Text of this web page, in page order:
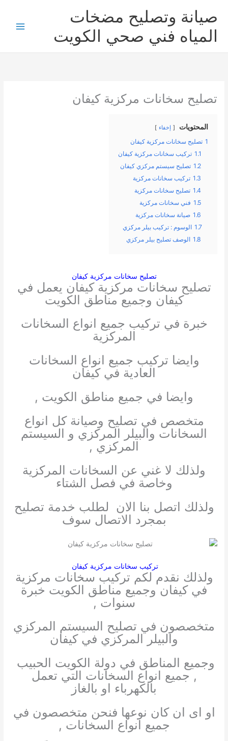
المحتوى
صيانة وتصليح مضخات
المياه فني صحي الكويت
تصليح سخانات مركزية كيفان
المحتويات إخفاء
1 تصليح سخانات مركزية كيفان
1.1 تركيب سخانات مركزية كيفان
1.2 تصليح سيستم مركزي كيفان
1.3 تركيب سخانات مركزية
1.4 تصليح سخانات مركزية
1.5 فني سخانات مركزية
1.6 صيانة سخانات مركزية
1.7 الوسوم : تركيب بيلر مركزي
1.8 الوصف تصليح بيلر مركزي
تصليح سخانات مركزية كيفان
تصليح سخانات مركزية كيفان يعمل في
كيفان وجميع مناطق الكويت
خبرة في تركيب جميع انواع السخانات
المركزية
وايضا تركيب جميع انواع السخانات
العادية في كيفان
وايضا في جميع مناطق الكويت ,
متخصص في تصليح وصيانة كل انواع
السخانات والبيلر المركزي و السيستم
المركزي ,
ولذلك لا غني عن السخانات المركزية
وخاصة في فصل الشتاء
ولذلك اتصل بنا الان لطلب خدمة تصليح
بمجرد الاتصال سوف
تركيب سخانات مركزية كيفان
ولذلك نقدم لكم تركيب سخانات مركزية
في كيفان وجميع مناطق الكويت خبرة
سنوات ,
متخصصون في تصليح السيستم المركزي
والبيلر المركزي في كيفان
وجميع المناطق في دولة الكويت الحبيب
, جميع انواع السخانات التي تعمل
بالكهرباء او بالغاز
او اى ان كان نوعها فنحن متخصصون في
جميع انواع السخانات ,